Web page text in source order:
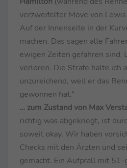
verzweifelter Move von
Auf der Innenseite in der
machen. Das sagen alle
ewigen Zeiten gefahren sind.
verloren. Die Strafe halte ich
unzureichend, weil er das
gewonnen hat.“
… zum Zustand von Max
richtig was abgekriegt, ist
soweit okay. Wir haben
Checks mit den Ärzten und
gemacht. Ein Aufprall mit 51-